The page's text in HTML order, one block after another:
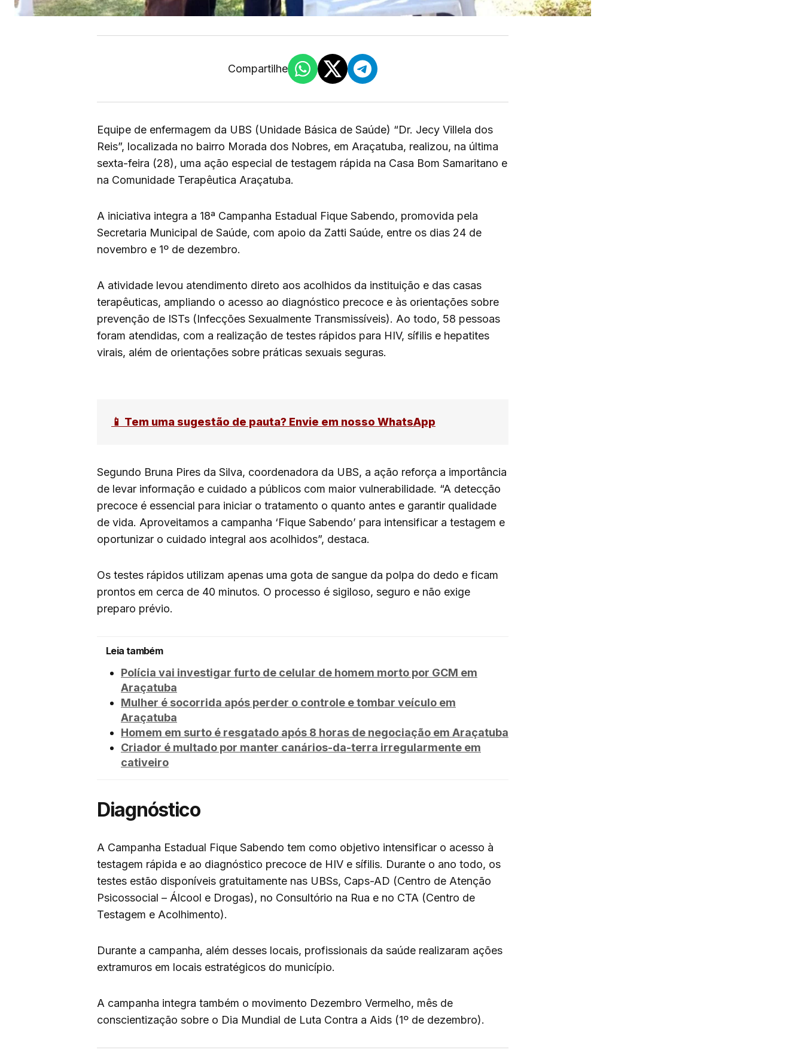
Compartilhe
Equipe de enfermagem da UBS (Unidade Básica de Saúde) “Dr. Jecy Villela dos
Reis”, localizada no bairro Morada dos Nobres, em Araçatuba, realizou, na última
sexta-feira (28), uma ação especial de testagem rápida na Casa Bom Samaritano e
na Comunidade Terapêutica Araçatuba.
A iniciativa integra a 18ª Campanha Estadual Fique Sabendo, promovida pela
Secretaria Municipal de Saúde, com apoio da Zatti Saúde, entre os dias 24 de
novembro e 1º de dezembro.
A atividade levou atendimento direto aos acolhidos da instituição e das casas
terapêuticas, ampliando o acesso ao diagnóstico precoce e às orientações sobre
prevenção de ISTs (Infecções Sexualmente Transmissíveis). Ao todo, 58 pessoas
foram atendidas, com a realização de testes rápidos para HIV, sífilis e hepatites
virais, além de orientações sobre práticas sexuais seguras.
📱 Tem uma sugestão de pauta? Envie em nosso WhatsApp
Segundo Bruna Pires da Silva, coordenadora da UBS, a ação reforça a importância
de levar informação e cuidado a públicos com maior vulnerabilidade. “A detecção
precoce é essencial para iniciar o tratamento o quanto antes e garantir qualidade
de vida. Aproveitamos a campanha ‘Fique Sabendo’ para intensificar a testagem e
oportunizar o cuidado integral aos acolhidos”, destaca.
Os testes rápidos utilizam apenas uma gota de sangue da polpa do dedo e ficam
prontos em cerca de 40 minutos. O processo é sigiloso, seguro e não exige
preparo prévio.
Leia também
Polícia vai investigar furto de celular de homem morto por GCM em
Araçatuba
Mulher é socorrida após perder o controle e tombar veículo em
Araçatuba
Homem em surto é resgatado após 8 horas de negociação em Araçatuba
Criador é multado por manter canários-da-terra irregularmente em
cativeiro
Diagnóstico
A Campanha Estadual Fique Sabendo tem como objetivo intensificar o acesso à
testagem rápida e ao diagnóstico precoce de HIV e sífilis. Durante o ano todo, os
testes estão disponíveis gratuitamente nas UBSs, Caps-AD (Centro de Atenção
Psicossocial – Álcool e Drogas), no Consultório na Rua e no CTA (Centro de
Testagem e Acolhimento).
Durante a campanha, além desses locais, profissionais da saúde realizaram ações
extramuros em locais estratégicos do município.
A campanha integra também o movimento Dezembro Vermelho, mês de
conscientização sobre o Dia Mundial de Luta Contra a Aids (1º de dezembro).